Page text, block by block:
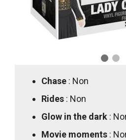
Chase : Non
Rides : Non
Glow in the dark :
Movie moments :